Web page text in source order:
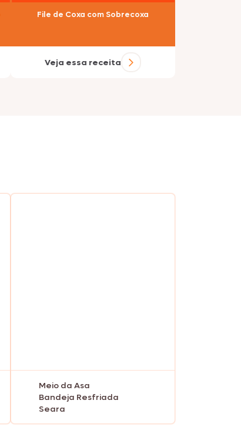
File de Coxa com Sobrecoxa
Veja essa receita
Meio da Asa
Bandeja Resfriada
Seara